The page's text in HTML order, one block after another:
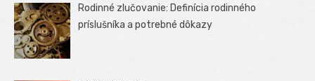
Rodinné zlučovanie: Definícia rodinného
príslušníka a potrebné dôkazy